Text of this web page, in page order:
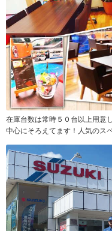
在庫台数は常時５０台以上用意
中心にそろえてます！人気のス